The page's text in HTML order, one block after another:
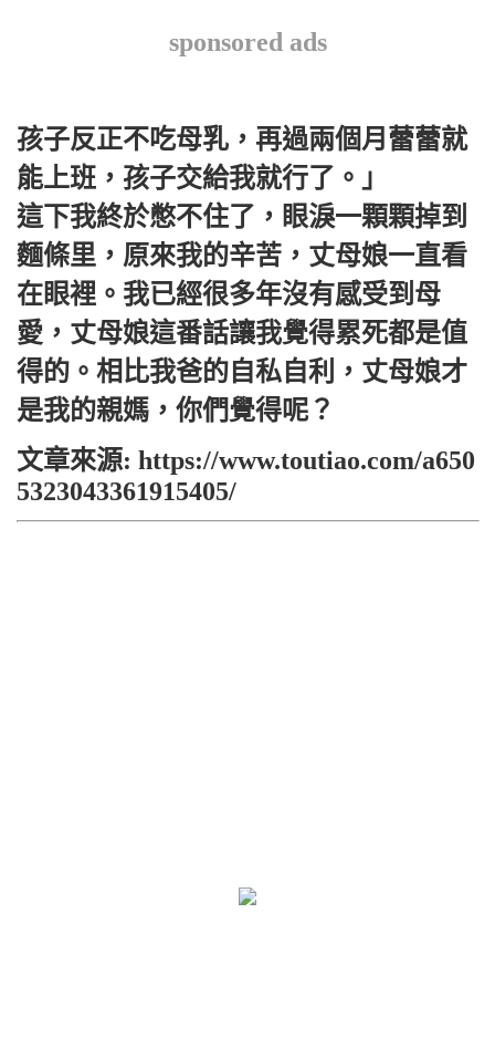
sponsored ads
孩子反正不吃母乳，再過兩個月蕾蕾就
能上班，孩子交給我就行了。」
這下我終於憋不住了，眼淚一顆顆掉到
麵條里，原來我的辛苦，丈母娘一直看
在眼裡。我已經很多年沒有感受到母
愛，丈母娘這番話讓我覺得累死都是值
得的。相比我爸的自私自利，丈母娘才
是我的親媽，你們覺得呢？
文章來源: https://www.toutiao.com/a650
5323043361915405/